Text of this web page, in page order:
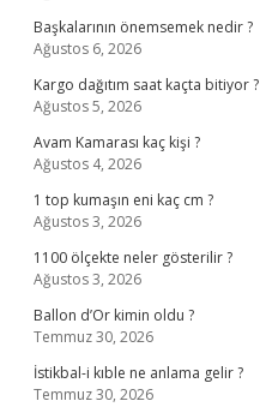
Başkalarının önemsemek nedir ?
Ağustos 6, 2026
Kargo dağıtım saat kaçta bitiyor ?
Ağustos 5, 2026
Avam Kamarası kaç kişi ?
Ağustos 4, 2026
1 top kumaşın eni kaç cm ?
Ağustos 3, 2026
1100 ölçekte neler gösterilir ?
Ağustos 3, 2026
Ballon d’Or kimin oldu ?
Temmuz 30, 2026
İstikbal-i kıble ne anlama gelir ?
Temmuz 30, 2026